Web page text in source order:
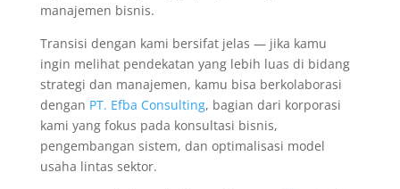
manajemen bisnis.
Transisi dengan kami bersifat jelas — jika kamu
ingin melihat pendekatan yang lebih luas di bidang
strategi dan manajemen, kamu bisa berkolaborasi
dengan PT. Efba Consulting, bagian dari korporasi
kami yang fokus pada konsultasi bisnis,
pengembangan sistem, dan optimalisasi model
usaha lintas sektor.